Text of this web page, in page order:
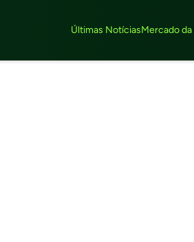
Últimas NotíciasMercado da